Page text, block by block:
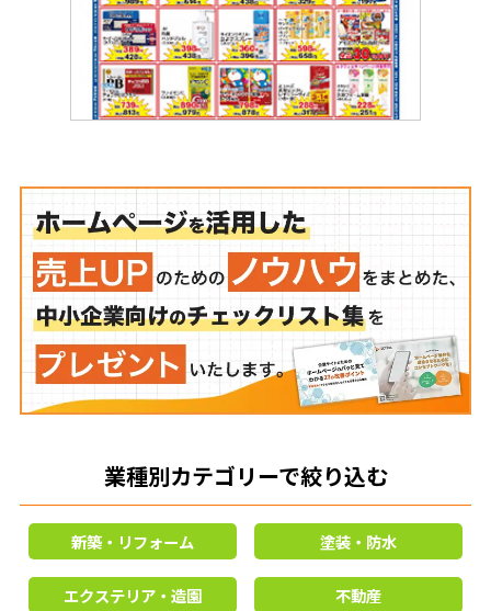
業種別カテゴリーで絞り込む
新築・リフォーム 塗装・防水
エクステリア・造園 不動産